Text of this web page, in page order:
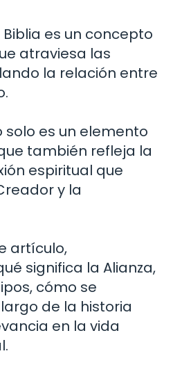
Biblia es un concepto
atraviesa las
la relación entre
solo es un elemento
también refleja la
espiritual que
y la
artículo,
significa la Alianza,
cómo se
de la historia
en la vida